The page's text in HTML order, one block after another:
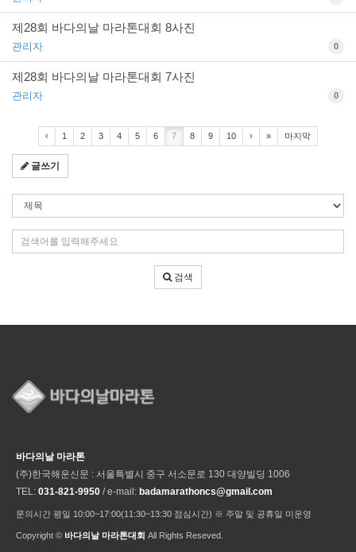
제28회 바다의날 마라톤대회 8사진
관리자 0
제28회 바다의날 마라톤대회 7사진
관리자 0
‹ 1 2 3 4 5 6 7 8 9 10 › » 마지막
글쓰기
색
조
색
어
입
검색
바다의날 마라톤
(주)한국해운신문 : 서울특별시 중구 서소문로 130 대양빌딩 1006
TEL: 031-821-9950 / e-mail: badamarathoncs@gmail.com
문의시간 평일 10:00~17:00(11:30~13:30 점심시간) ※ 주말 및 공휴일 미운영
Copyright © 바다의날 마라톤대회 All Rights Reseved.